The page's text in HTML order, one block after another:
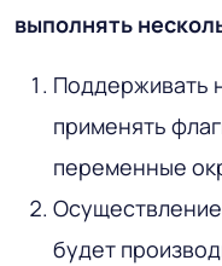
выполнять
Поддерживать
применять
переменные
будет